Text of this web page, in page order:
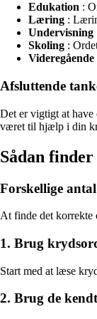
Edukation :
Læring :
Undervisning
Skoling :
Afsluttende
Det er vigtigt at
været til hjælp i din
Sådan
Forskellige
At finde det korrekte
1. Brug
Start med at læse
2. Brug de